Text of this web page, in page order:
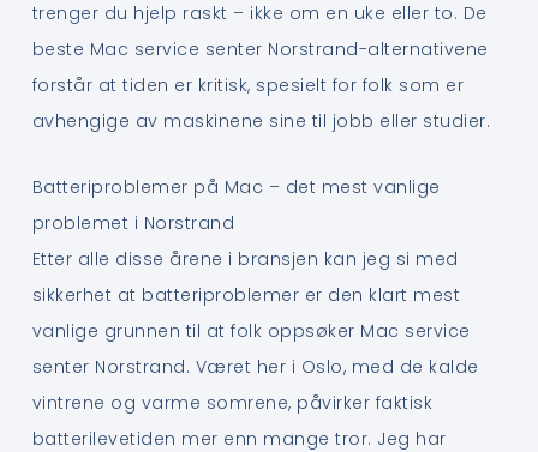
trenger du hjelp raskt – ikke om en uke eller to. De
beste Mac service senter Norstrand-alternativene
forstår at tiden er kritisk, spesielt for folk som er
avhengige av maskinene sine til jobb eller studier.
Batteriproblemer på Mac – det mest vanlige
problemet i Norstrand
Etter alle disse årene i bransjen kan jeg si med
sikkerhet at batteriproblemer er den klart mest
vanlige grunnen til at folk oppsøker Mac service
senter Norstrand. Været her i Oslo, med de kalde
vintrene og varme somrene, påvirker faktisk
batterilevetiden mer enn mange tror. Jeg har